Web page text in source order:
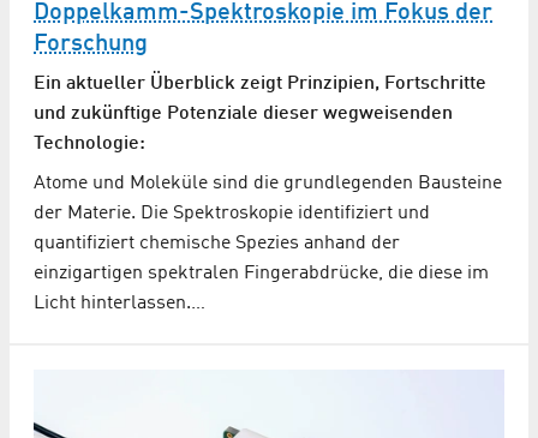
Doppelkamm-Spektroskopie im Fokus der
Forschung
Ein aktueller Überblick zeigt Prinzipien, Fortschritte
und zukünftige Potenziale dieser wegweisenden
Technologie:
Atome und Moleküle sind die grundlegenden Bausteine
der Materie. Die Spektroskopie identifiziert und
quantifiziert chemische Spezies anhand der
einzigartigen spektralen Fingerabdrücke, die diese im
Licht hinterlassen.…